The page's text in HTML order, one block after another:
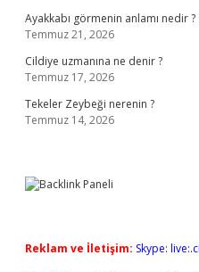
Ayakkabı görmenin anlamı nedir ?
Temmuz 21, 2026
Cildiye uzmanına ne denir ?
Temmuz 17, 2026
Tekeler Zeybeği nerenin ?
Temmuz 14, 2026
Reklam ve İletişim: Skype: